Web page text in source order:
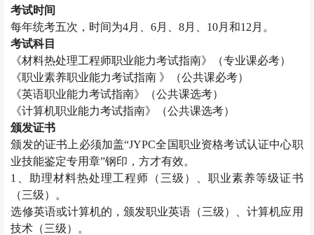
考试时间
每年统考五次，时间为4月、6月、8月、 10月和12 月。
考试科目
《材料热处理工程师职业能力考试指南》（专业课必考）
《职业素养职业能力考试指南 》（公共课必考）
《英语职业能力考试指南》（公共课选考）
《计算机职业能力考试指南》（公共课选考）
颁发证书
颁发的证书上必须加盖“JYPC全国职业资格考试认证中心职
业技能鉴定专用章”钢印，方才有效。
1
、助理材料热处理工程师（三级）、职业素养等级证书
（三级）。
选修英语或计算机的，颁发职业英语（三级）、计算机应用
技术（三级）。